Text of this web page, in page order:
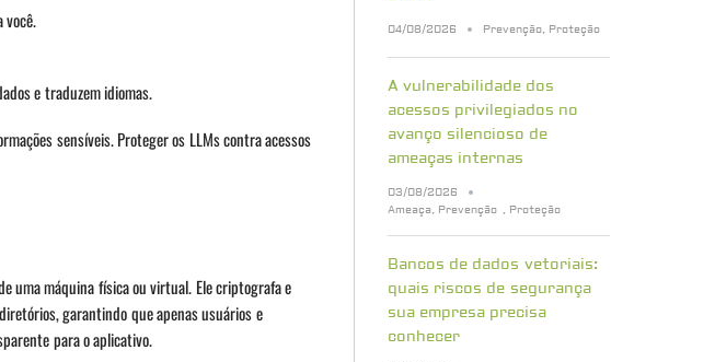
e traduzem idiomas.
sensíveis. Proteger os LLMs contra acessos
uma máquina física ou virtual. Ele criptografa e
garantindo que apenas usuários e
para o aplicativo.
04/08/2026 Prevenção, Proteção
A vulnerabilidade dos
acessos privilegiados no
avanço silencioso de
ameaças internas
03/08/2026
Ameaça, Prevenção , Proteção
Bancos de dados vetoriais:
quais riscos de segurança
sua empresa precisa
conhecer